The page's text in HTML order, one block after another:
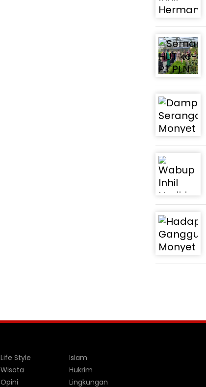
Life Style
Wisata
Opini
Islam
Hukrim
Lingkungan